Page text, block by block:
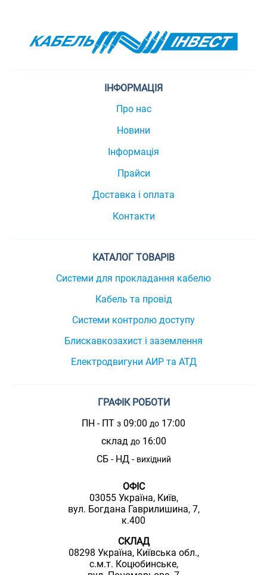
ІНФОРМАЦІЯ
Про нас
Новини
Інформація
Прайси
Доставка і оплата
Контакти
КАТАЛОГ ТОВАРІВ
Системи для прокладання кабелю
Кабель та провід
Системи контролю доступу
Блискавкозахист і заземлення
Електродвигуни АИР та АТД
ГРАФІК РОБОТИ
ПН - ПТ з 09:00 до 17:00
склад до16:00
СБ - НД - вихідний
ОФІС
03055 Україна, Київ,
вул. Богдана Гаврилишина, 7,
к.400
СКЛАД
08298 Україна, Київська обл.,
с.м.т. Коцюбинське,